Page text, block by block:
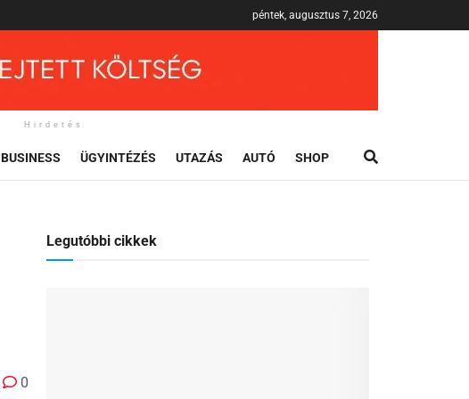
péntek, augusztus 7, 2026
Hirdetés
BUSINESS ÜGYINTÉZÉS UTAZÁS AUTÓ SHOP
0
Legutóbbi cikkek